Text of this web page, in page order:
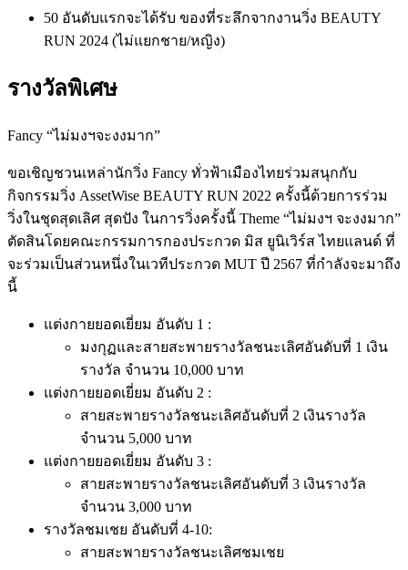
50 อันดับแรกจะได้รับ ของที่ระลึกจากงานวิ่ง BEAUTY
RUN 2024 (ไม่แยกชาย/หญิง)
รางวัลพิเศษ
Fancy “ไม่มงฯจะงงมาก”
ขอเชิญชวนเหล่านักวิ่ง Fancy ทั่วฟ้าเมืองไทยร่วมสนุกกับ
กิจกรรมวิ่ง AssetWise BEAUTY RUN 2022 ครั้งนี้ด้วยการร่วม
วิ่งในชุดสุดเลิศ สุดปัง ในการวิ่งครั้งนี้ Theme “ไม่มงฯ จะงงมาก”
ตัดสินโดยคณะกรรมการกองประกวด มิส ยูนิเวิร์ส ไทยแลนด์ ที่
จะร่วมเป็นส่วนหนึ่งในเวทีประกวด MUT ปี 2567 ที่กำลังจะมาถึง
นี้
แต่งกายยอดเยี่ยม อันดับ 1 :
มงกุฏและสายสะพายรางวัลชนะเลิศอันดับที่ 1 เงิน
รางวัล จำนวน 10,000 บาท
แต่งกายยอดเยี่ยม อันดับ 2 :
สายสะพายรางวัลชนะเลิศอันดับที่ 2 เงินรางวัล
จำนวน 5,000 บาท
แต่งกายยอดเยี่ยม อันดับ 3 :
สายสะพายรางวัลชนะเลิศอันดับที่ 3 เงินรางวัล
จำนวน 3,000 บาท
รางวัลชมเชย อันดับที่ 4-10:
สายสะพายรางวัลชนะเลิศชมเชย